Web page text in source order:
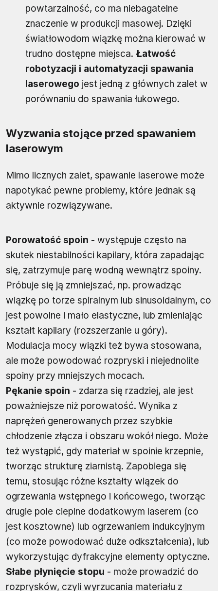
powtarzalność, co ma niebagatelne
znaczenie w produkcji masowej. Dzięki
światłowodom wiązkę można kierować w
trudno dostępne miejsca. Łatwość
robotyzacji i automatyzacji spawania
laserowego jest jedną z głównych zalet w
porównaniu do spawania łukowego.
Wyzwania stojące przed spawaniem
laserowym
Mimo licznych zalet, spawanie laserowe może
napotykać pewne problemy, które jednak są
aktywnie rozwiązywane.
Porowatość spoin - występuje często na
skutek niestabilności kapilary, która zapadając
się, zatrzymuje parę wodną wewnątrz spoiny.
Próbuje się ją zmniejszać, np. prowadząc
wiązkę po torze spiralnym lub sinusoidalnym, co
jest powolne i mało elastyczne, lub zmieniając
kształt kapilary (rozszerzanie u góry).
Modulacja mocy wiązki też bywa stosowana,
ale może powodować rozpryski i niejednolite
spoiny przy mniejszych mocach.
Pękanie spoin - zdarza się rzadziej, ale jest
poważniejsze niż porowatość. Wynika z
naprężeń generowanych przez szybkie
chłodzenie złącza i obszaru wokół niego. Może
też wystąpić, gdy materiał w spoinie krzepnie,
tworząc strukturę ziarnistą. Zapobiega się
temu, stosując różne kształty wiązek do
ogrzewania wstępnego i końcowego, tworząc
drugie pole cieplne dodatkowym laserem (co
jest kosztowne) lub ogrzewaniem indukcyjnym
(co może powodować duże odkształcenia), lub
wykorzystując dyfrakcyjne elementy optyczne.
Słabe płynięcie stopu - może prowadzić do
rozprysków, czyli wyrzucania materiału z